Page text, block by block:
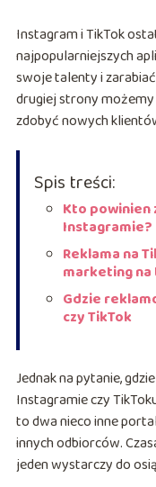
Instagram i TikTok
najpopularniejszych
swoje talenty i
drugiej strony
zdobyć nowych
Spis treści:
Kto powinien
Instagramie?
Reklama na
marketing
Gdzie
czy TikTok
Jednak na pytanie,
Instagramie czy
to dwa nieco inne
innych odbiorców.
jeden wystarczy do